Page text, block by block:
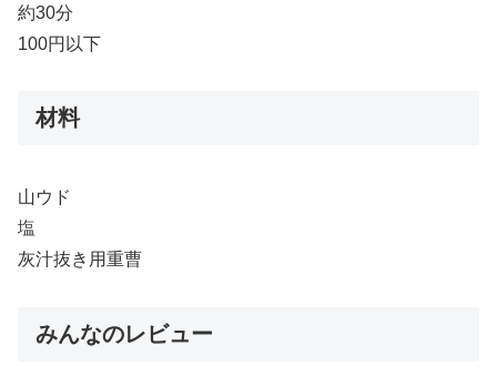
約30分
100円以下
材料
山ウド
塩
灰汁抜き用重曹
みんなのレビュー